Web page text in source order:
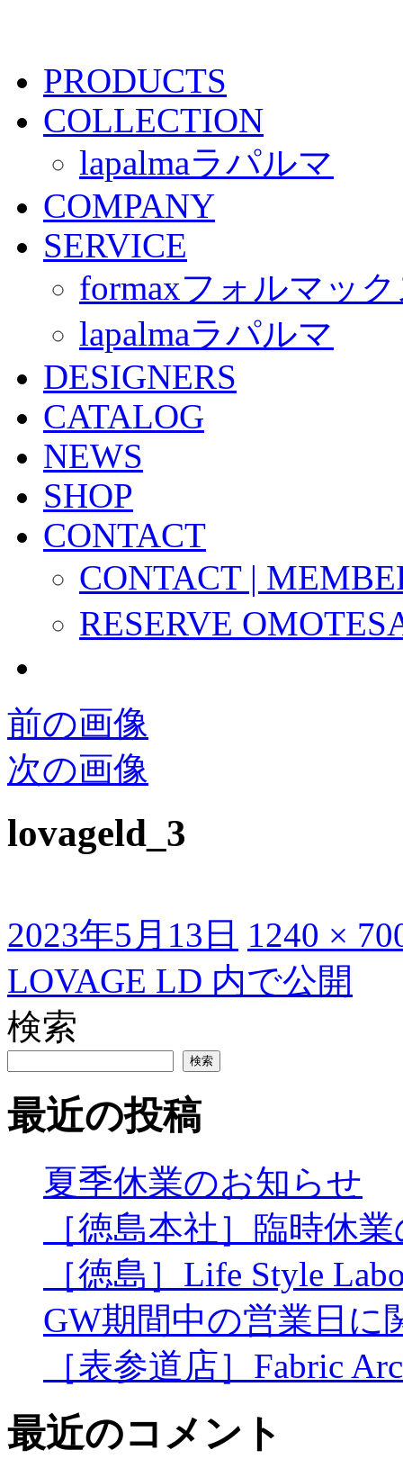
PRODUCTS
COLLECTION
lapalmaラパルマ
COMPANY
SERVICE
formaxフォルマッ
lapalmaラパルマ
DESIGNERS
CATALOG
NEWS
SHOP
CONTACT
CONTACT |
RESERVE
前の画像
次の画像
lovageld_3
投
稿
2023年5月13日
フ
イ
ズ
1240 ×
投
稿
ナ
ビ
ー
LOVAGE LD 内で公開
検索
検索
最近の投稿
夏季休業のお知らせ
［徳島本社］臨時休
［徳島］Life Style
GW期間中の営業日に
［表参道店］Fabric
最近のコメント